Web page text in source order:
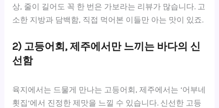
상, 줄이 길어도 꼭 한 번은 가보라는 리뷰가 많습니다. 고
소한 지방과 담백함, 직접 먹어본 이들만 아는 맛이 있죠.
2) 고등어회, 제주에서만 느끼는 바다의 신
선함
육지에서는 드물게 만나는 고등어회, 제주에서는 ‘어부네
횟집’에서 진정한 제맛을 느낄 수 있습니다. 신선한 고등